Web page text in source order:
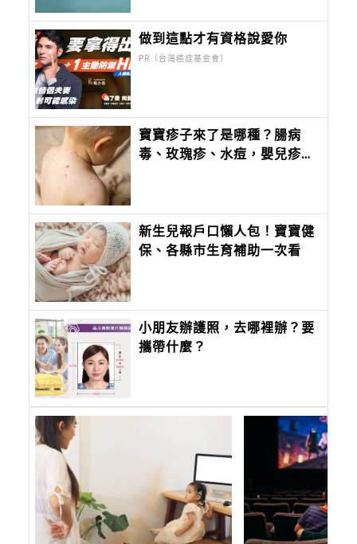
做到這點才有資格說愛你
PR（台灣癌症基金會）
寶寶疹子來了是哪種？腸病
毒、玫瑰疹、水痘，嬰兒疹子
新生兒報戶口懶人包！寶寶健
保、各縣市生育補助一次看
小朋友辦護照，去哪裡辦？要
攜帶什麼？